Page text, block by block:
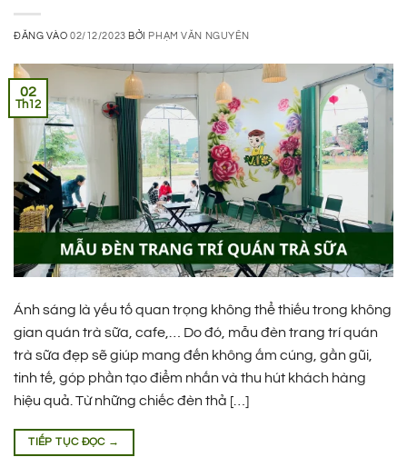
ĐĂNG VÀO02/12/2023 BỞI PHẠM VĂN NGUYÊN
02
Th12
Ánh sáng là yếu tố quan trọng không thể thiếu trong không
gian quán trà sữa, cafe,… Do đó, mẫu đèn trang trí quán
trà sữa đẹp sẽ giúp mang đến không ấm cúng, gần gũi,
tinh tế, góp phần tạo điểm nhấn và thu hút khách hàng
hiệu quả. Từ những chiếc đèn thả […]
TIẾP TỤC ĐỌC →